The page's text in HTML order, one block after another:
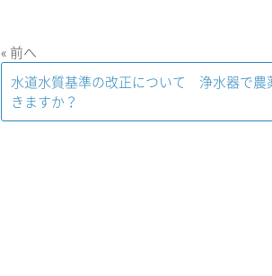
« 前へ
水道水質基準の改正について 浄水器で農
きますか？